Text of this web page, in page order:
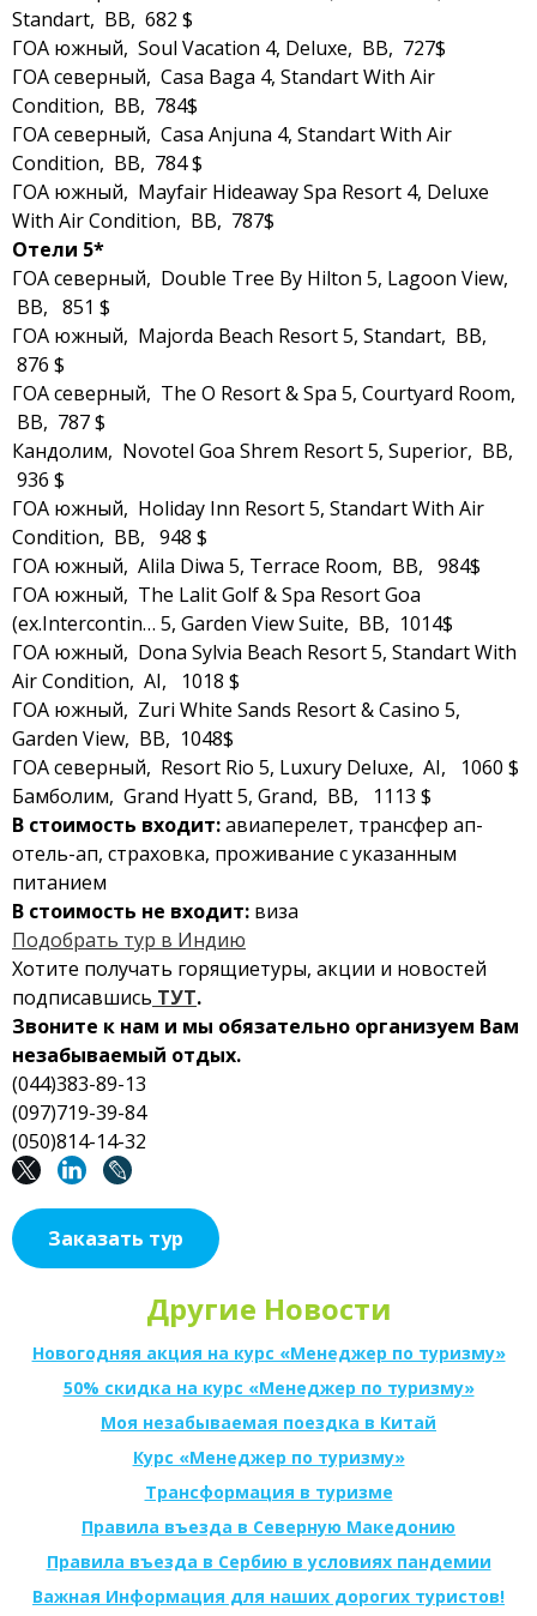
Другие Новости
Новогодняя акция на курс «Менеджер по туризму»
50% скидка на курс «Менеджер по туризму»
Моя незабываемая поездка в Китай
Курс «Менеджер по туризму»
Трансформация в туризме
Правила въезда в Северную Македонию
Правила въезда в Сербию в условиях пандемии
Важная Информация для наших дорогих туристов!
Standart, BB, 682 $
ГОА южный, Soul Vacation 4, Deluxe, BB, 727$
ГОА северный, Casa Baga 4, Standart With Air
Condition, BB, 784$
ГОА северный, Casa Anjuna 4, Standart With Air
Condition, BB, 784 $
ГОА южный, Mayfair Hideaway Spa Resort 4, Deluxe
With Air Condition, BB, 787$
Отели 5*
ГОА северный, Double Tree By Hilton 5, Lagoon View,
BB, 851 $
ГОА южный, Majorda Beach Resort 5, Standart, BB,
876 $
ГОА северный, The O Resort & Spa 5, Courtyard Room,
BB, 787 $
Кандолим, Novotel Goa Shrem Resort 5, Superior, BB,
936 $
ГОА южный, Holiday Inn Resort 5, Standart With Air
Condition, BB, 948 $
ГОА южный, Alila Diwa 5, Terrace Room, BB, 984$
ГОА южный, The Lalit Golf & Spa Resort Goa
(ex.Intercontin… 5, Garden View Suite, BB, 1014$
ГОА южный, Dona Sylvia Beach Resort 5, Standart With
Air Condition, AI, 1018 $
ГОА южный, Zuri White Sands Resort & Casino 5,
Garden View, BB, 1048$
ГОА северный, Resort Rio 5, Luxury Deluxe, AI, 1060 $
Бамболим, Grand Hyatt 5, Grand, BB, 1113 $
В стоимость входит:авиаперелет, трансфер ап-
отель-ап, страховка, проживание с указанным
питанием
В стоимость не входит: виза
Подобрать тур в Индию
Хотите получать горящиетуры, акции и новостей
подписавшись ТУТ.
Звоните к нам и мы обязательно организуем Вам
незабываемый отдых.
(044)383-89-13
(097)719-39-84
(050)814-14-32
Заказать тур